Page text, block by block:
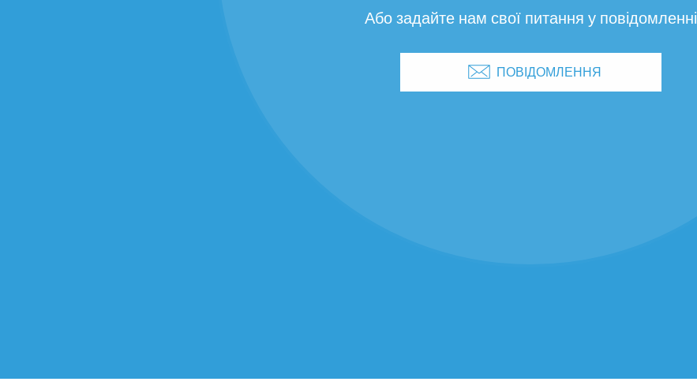
Або задайте нам свої питання у повідомленні
ПОВІДОМЛЕННЯ